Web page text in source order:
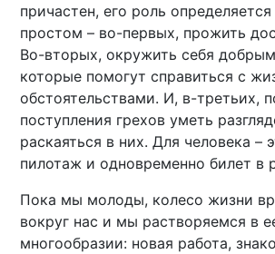
причастен, его роль
простом – во-первых, прожить
Во-вторых, окружить себя
которые помогут справиться с
обстоятельствами. И, в-третьих,
поступления грехов уметь
раскаяться в них. Для человека –
пилотаж и одновременно билет в
Пока мы молоды, колесо жизни
вокруг нас и мы растворяемся в
многообразии: новая работа,